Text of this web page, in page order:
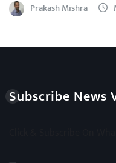
Prakash Mishra
Subscribe News